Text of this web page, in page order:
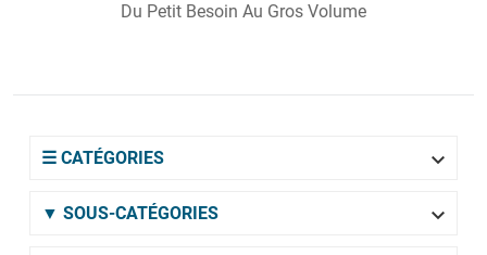
Du Petit Besoin Au Gros Volume
☰ CATÉGORIES 
▼ SOUS-CATÉGORIES 